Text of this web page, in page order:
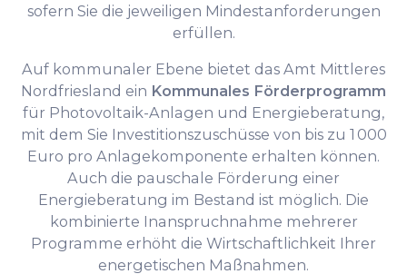
sofern Sie die jeweiligen Mindestanforderungen
erfüllen.
Auf kommunaler Ebene bietet das Amt Mittleres
Nordfriesland ein Kommunales Förderprogramm
für Photovoltaik-Anlagen und Energieberatung,
mit dem Sie Investitionszuschüsse von bis zu 1 000
Euro pro Anlagekomponente erhalten können.
Auch die pauschale Förderung einer
Energieberatung im Bestand ist möglich. Die
kombinierte Inanspruchnahme mehrerer
Programme erhöht die Wirtschaftlichkeit Ihrer
energetischen Maßnahmen.